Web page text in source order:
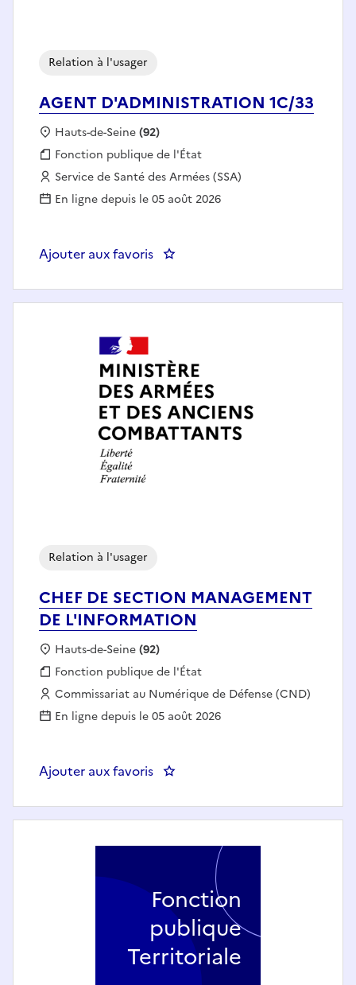
AGENT D'ADMINISTRATION 1C/33
Relation à l'usager
Localisation :
Hauts-de-Seine(92)
Fonction publique :
Fonction publique de l'État
Employeur :
Service de Santé des Armées (SSA)
En ligne depuis le 05 août 2026
Ajouter aux favoris : AGENT D'ADMINISTRATION
CHEF DE SECTION MANAGEMENT
DE L'INFORMATION
Relation à l'usager
Localisation :
Hauts-de-Seine(92)
Fonction publique :
Fonction publique de l'État
Employeur :
Commissariat au Numérique de Défense (CND)
En ligne depuis le 05 août 2026
Ajouter aux favoris : CHEF DE SECTION
Fonction
publique
Territoriale